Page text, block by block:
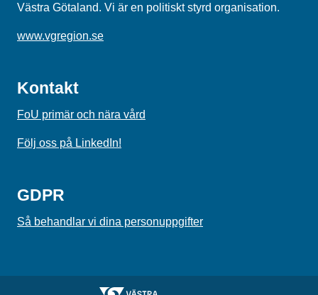
Västra Götaland. Vi är en politiskt styrd organisation.
www.vgregion.se
Kontakt
FoU primär och nära vård
Följ oss på LinkedIn!
GDPR
Så behandlar vi dina personuppgifter